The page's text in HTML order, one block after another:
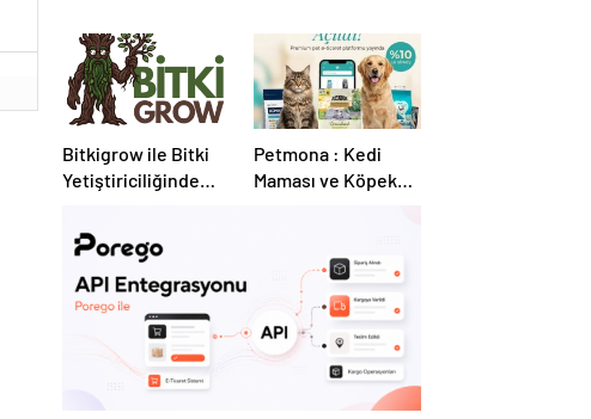
Bitkigrow ile Bitki
Yetiştiriciliğinde
Ürün Seçimi
Petmona : Kedi
Maması ve Köpek